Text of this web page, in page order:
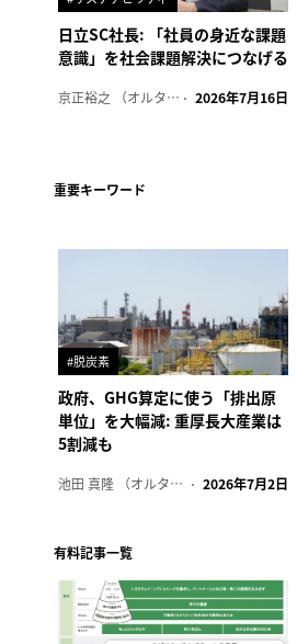
日立SC社長: 「社員の身近な課題
意識」を社会課題解決につなげる
京正裕之 （オルタナ副編集長） 2026年7月16日
重要キーワード
#脱炭素
政府、GHG算定に使う「排出原
単位」を大幅減: 重厚長大産業は
5割減も
池田 真隆 （オルタナ輪番編集長） 2026年7月2日
有料記事一覧